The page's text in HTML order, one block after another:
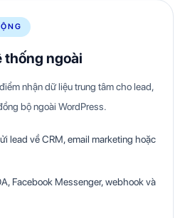
thống ngoài
nhận dữ liệu trung tâm cho lead,
bộ ngoài WordPress.
lead về CRM, email marketing hoặc
Facebook Messenger, webhook và